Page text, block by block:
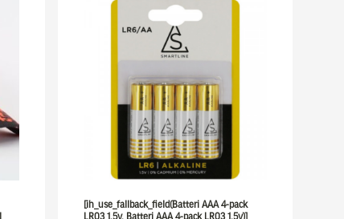
[ih_use_fallback_field(Batteri AAA 4-pack
LR03 1,5v, Batteri AAA 4-pack LR03 1,5v)]